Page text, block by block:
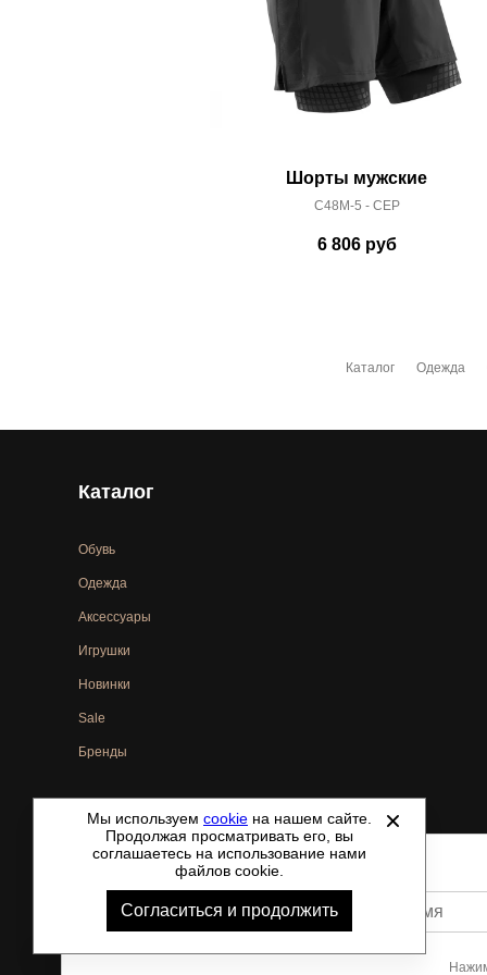
Шорты мужские
C48M-5 - CEP
6 806руб
Каталог Одежда
Каталог
Обувь
Одежда
Аксессуары
Игрушки
Новинки
Sale
Бренды
©2021-2026 - ShoesTown.ru - все права защищены.
Мы используем cookie на нашем сайте.
Продолжая просматривать его, вы
соглашаетесь на использование нами
файлов cookie.
Согласиться и продолжить Ваше имя